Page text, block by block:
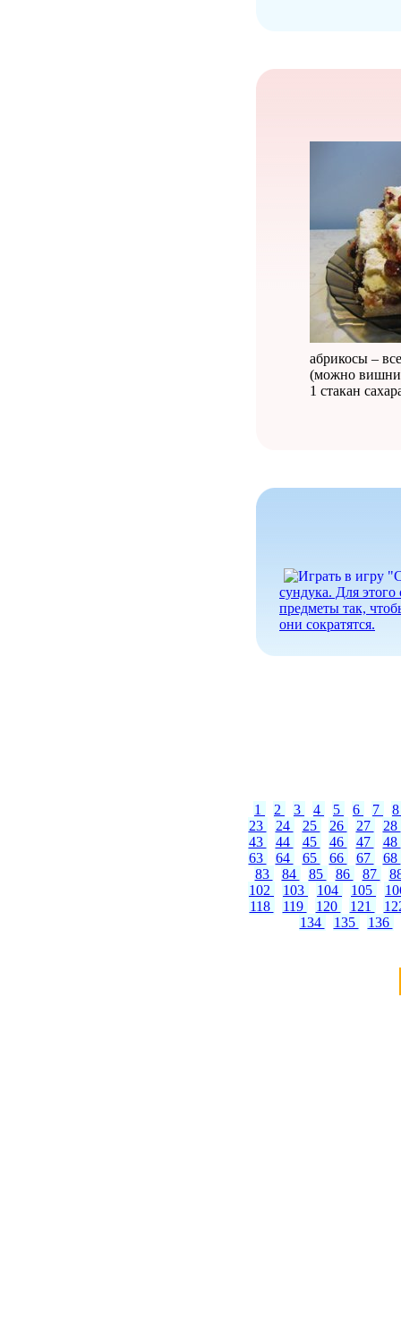
абрикосы –
(можно
1 стакан
сундука. Для
предметы так,
они сократятся.
1 2 3 4 5 6 7
23
24 25 26 27
28
43
44 45 46 47
48
63
64 65 66 67
68
83
84 85 86 87
102
103 104 105
118
119 120 121
134
135 136